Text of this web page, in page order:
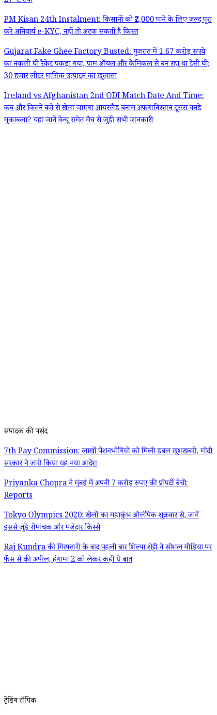
PM Kisan 24th Instalment: किसानों को ₹2,000 पाने के लिए जल्द पूरा
करें अनिवार्य e-KYC, नहीं तो अटक सकती है किस्त
Gujarat Fake Ghee Factory Busted: गुजरात में 1.67 करोड़ रुपये
का नकली घी रैकेट पकड़ा गया, पाम ऑयल और केमिकल से बन रहा था देसी घी;
30 हजार लीटर मासिक उत्पादन का खुलासा
Ireland vs Afghanistan 2nd ODI Match Date And Time:
कब और कितने बजे से खेला जाएगा आयरलैंड बनाम अफगानिस्तान दूसरा वनडे
मुकाबला? यहां जानें वेन्यू समेत मैच से जुड़ी सभी जानकारी
संपादक की पसंद
7th Pay Commission: लाखों पेंशनभोगियों को मिली डबल खुशखबरी, मोदी
सरकार ने जारी किया यह नया आदेश
Priyanka Chopra ने मुंबई में अपनी 7 करोड़ रुपए की प्रॉपर्टी बेची:
Reports
Tokyo Olympics 2020: खेलों का महाकुंभ ओलंपिक शुक्रवार से, जानें
इससे जुड़े रोमांचक और मजेदार किस्से
Raj Kundra की गिरफ्तारी के बाद पहली बार शिल्पा शेट्टी ने सोशल मीडिया पर
फैंस से की अपील, हंगामा 2 को लेकर कही ये बात
ट्रेंडिंग टॉपिक